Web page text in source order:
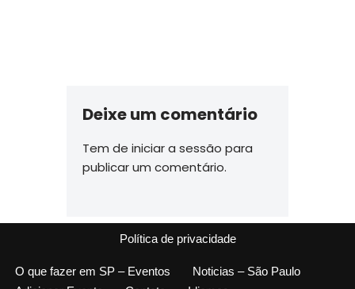
Deixe um comentário
Tem de iniciar a sessão para
publicar um comentário.
Política de privacidade
O que fazer em SP – Eventos
Noticias – São Paulo